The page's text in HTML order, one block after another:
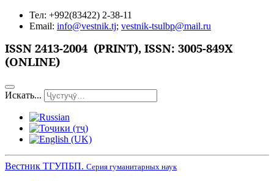
Тел: +992(83422) 2-38-11
Email: info@vestnik.tj; vestnik-tsulbp@mail.ru
ISSN 2413-2004 (PRINT), ISSN: 3005-849X
(ONLINE)
Искать...
Вестник ТГУПБП. Серия гуманитарных наук